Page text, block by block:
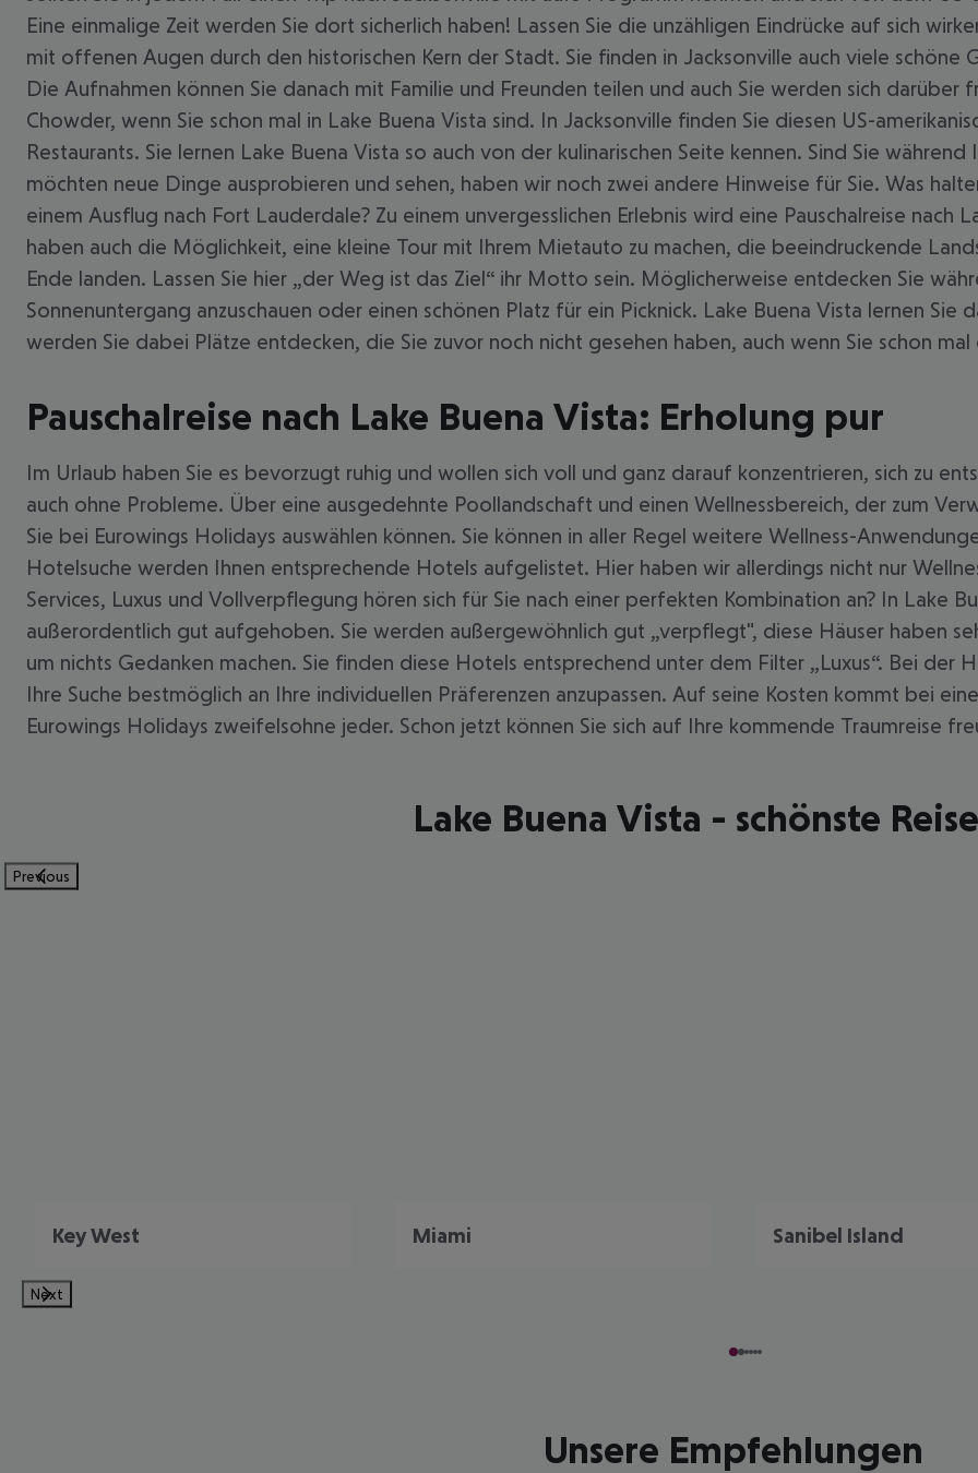
Eine einmalige Zeit werden Sie dort sicherlich haben! Lassen Sie die unzähligen Eindrücke auf sich
mit offenen Augen durch den historischen Kern der Stadt. Sie finden in Jacksonville auch viele
Die Aufnahmen können Sie danach mit Familie und Freunden teilen und auch Sie werden sich darüber
Chowder, wenn Sie schon mal in Lake Buena Vista sind. In Jacksonville finden Sie diesen US-
Restaurants. Sie lernen Lake Buena Vista so auch von der kulinarischen Seite kennen. Sind Sie
möchten neue Dinge ausprobieren und sehen, haben wir noch zwei andere Hinweise für Sie. Was
einem Ausflug nach Fort Lauderdale? Zu einem unvergesslichen Erlebnis wird eine Pauschalreise nach
haben auch die Möglichkeit, eine kleine Tour mit Ihrem Mietauto zu machen, die beeindruckende
Ende landen. Lassen Sie hier „der Weg ist das Ziel“ ihr Motto sein. Möglicherweise entdecken Sie
Sonnenuntergang anzuschauen oder einen schönen Platz für ein Picknick. Lake Buena Vista lernen
werden Sie dabei Plätze entdecken, die Sie zuvor noch nicht gesehen haben, auch wenn Sie schon
Pauschalreise nach Lake Buena Vista: Erholung pur
Im Urlaub haben Sie es bevorzugt ruhig und wollen sich voll und ganz darauf konzentrieren, sich zu
auch ohne Probleme. Über eine ausgedehnte Poollandschaft und einen Wellnessbereich, der zum
Sie bei Eurowings Holidays auswählen können. Sie können in aller Regel weitere Wellness-
Hotelsuche werden Ihnen entsprechende Hotels aufgelistet. Hier haben wir allerdings nicht nur
Services, Luxus und Vollverpflegung hören sich für Sie nach einer perfekten Kombination an? In Lake
außerordentlich gut aufgehoben. Sie werden außergewöhnlich gut „verpflegt", diese Häuser haben
um nichts Gedanken machen. Sie finden diese Hotels entsprechend unter dem Filter „Luxus“. Bei der
Ihre Suche bestmöglich an Ihre individuellen Präferenzen anzupassen. Auf seine Kosten kommt bei
Eurowings Holidays zweifelsohne jeder. Schon jetzt können Sie sich auf Ihre kommende Traumreise
Lake Buena Vista - schönste
Previous
Key West Miami Sanibel Island
Next
Unsere Empfehlungen